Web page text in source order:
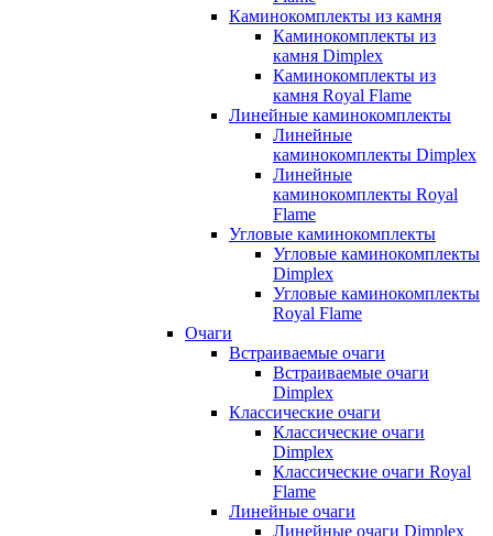
Каминокомплекты из камня
Каминокомплекты из
камня Dimplex
Каминокомплекты из
камня Royal Flame
Линейные каминокомплекты
Линейные
каминокомплекты Dimplex
Линейные
каминокомплекты Royal
Flame
Угловые каминокомплекты
Угловые каминокомплекты
Dimplex
Угловые каминокомплекты
Royal Flame
Очаги
Встраиваемые очаги
Встраиваемые очаги
Dimplex
Классические очаги
Классические очаги
Dimplex
Классические очаги Royal
Flame
Линейные очаги
Линейные очаги Dimplex